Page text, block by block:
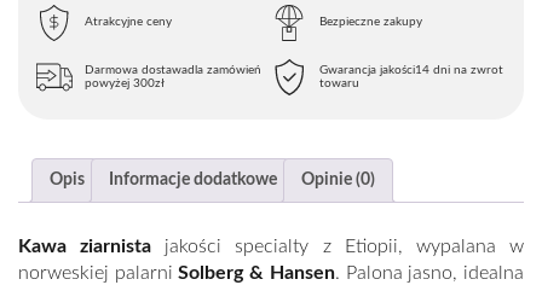
Atrakcyjne ceny Bezpieczne zakupy
Darmowa dostawadla zamówień
powyżej 300zł
Gwarancja jakości14 dni na zwrot
towaru
Opis Informacje dodatkowe Opinie (0)
Kawa ziarnista jakości specialty z Etiopii, wypalana w
norweskiej palarniSolberg & Hansen. Palona jasno, idealna